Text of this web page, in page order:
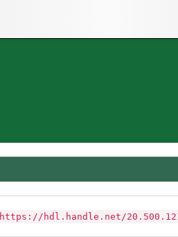
https://hdl.handle.net/